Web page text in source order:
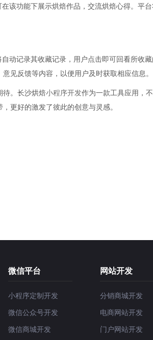
该功能下展示烘焙作品，交流烘焙心得。平
动记录其收藏记录，用户点击即可回看所收
见反馈等内容，以便用户及时获取相应信息。
待。长沙烘焙小程序开发作为一款工具应用，
更好的激发了彼此的创意与灵感。
微信平台
小程序定制开发
微信公众号开发
微信商城开发
网站开发
分销商城开发
电商网站开发
门户网站开发